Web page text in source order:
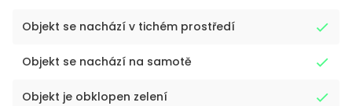
Objekt se nachází v tichém prostředí
Objekt se nachází na samotě
Objekt je obklopen zelení